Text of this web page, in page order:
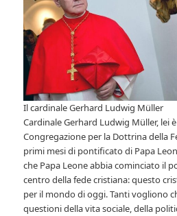
Il cardinale Gerhard Ludwig Müller
Cardinale Gerhard Ludwig Müller, lei
Congregazione per la Dottrina della
primi mesi di pontificato di Papa
che Papa Leone abbia cominciato il
centro della fede cristiana: questo
per il mondo di oggi. Tanti vogliono
questioni della vita sociale, della